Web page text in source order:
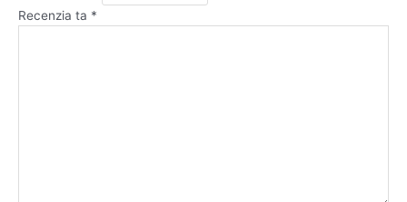
Recenzia ta *